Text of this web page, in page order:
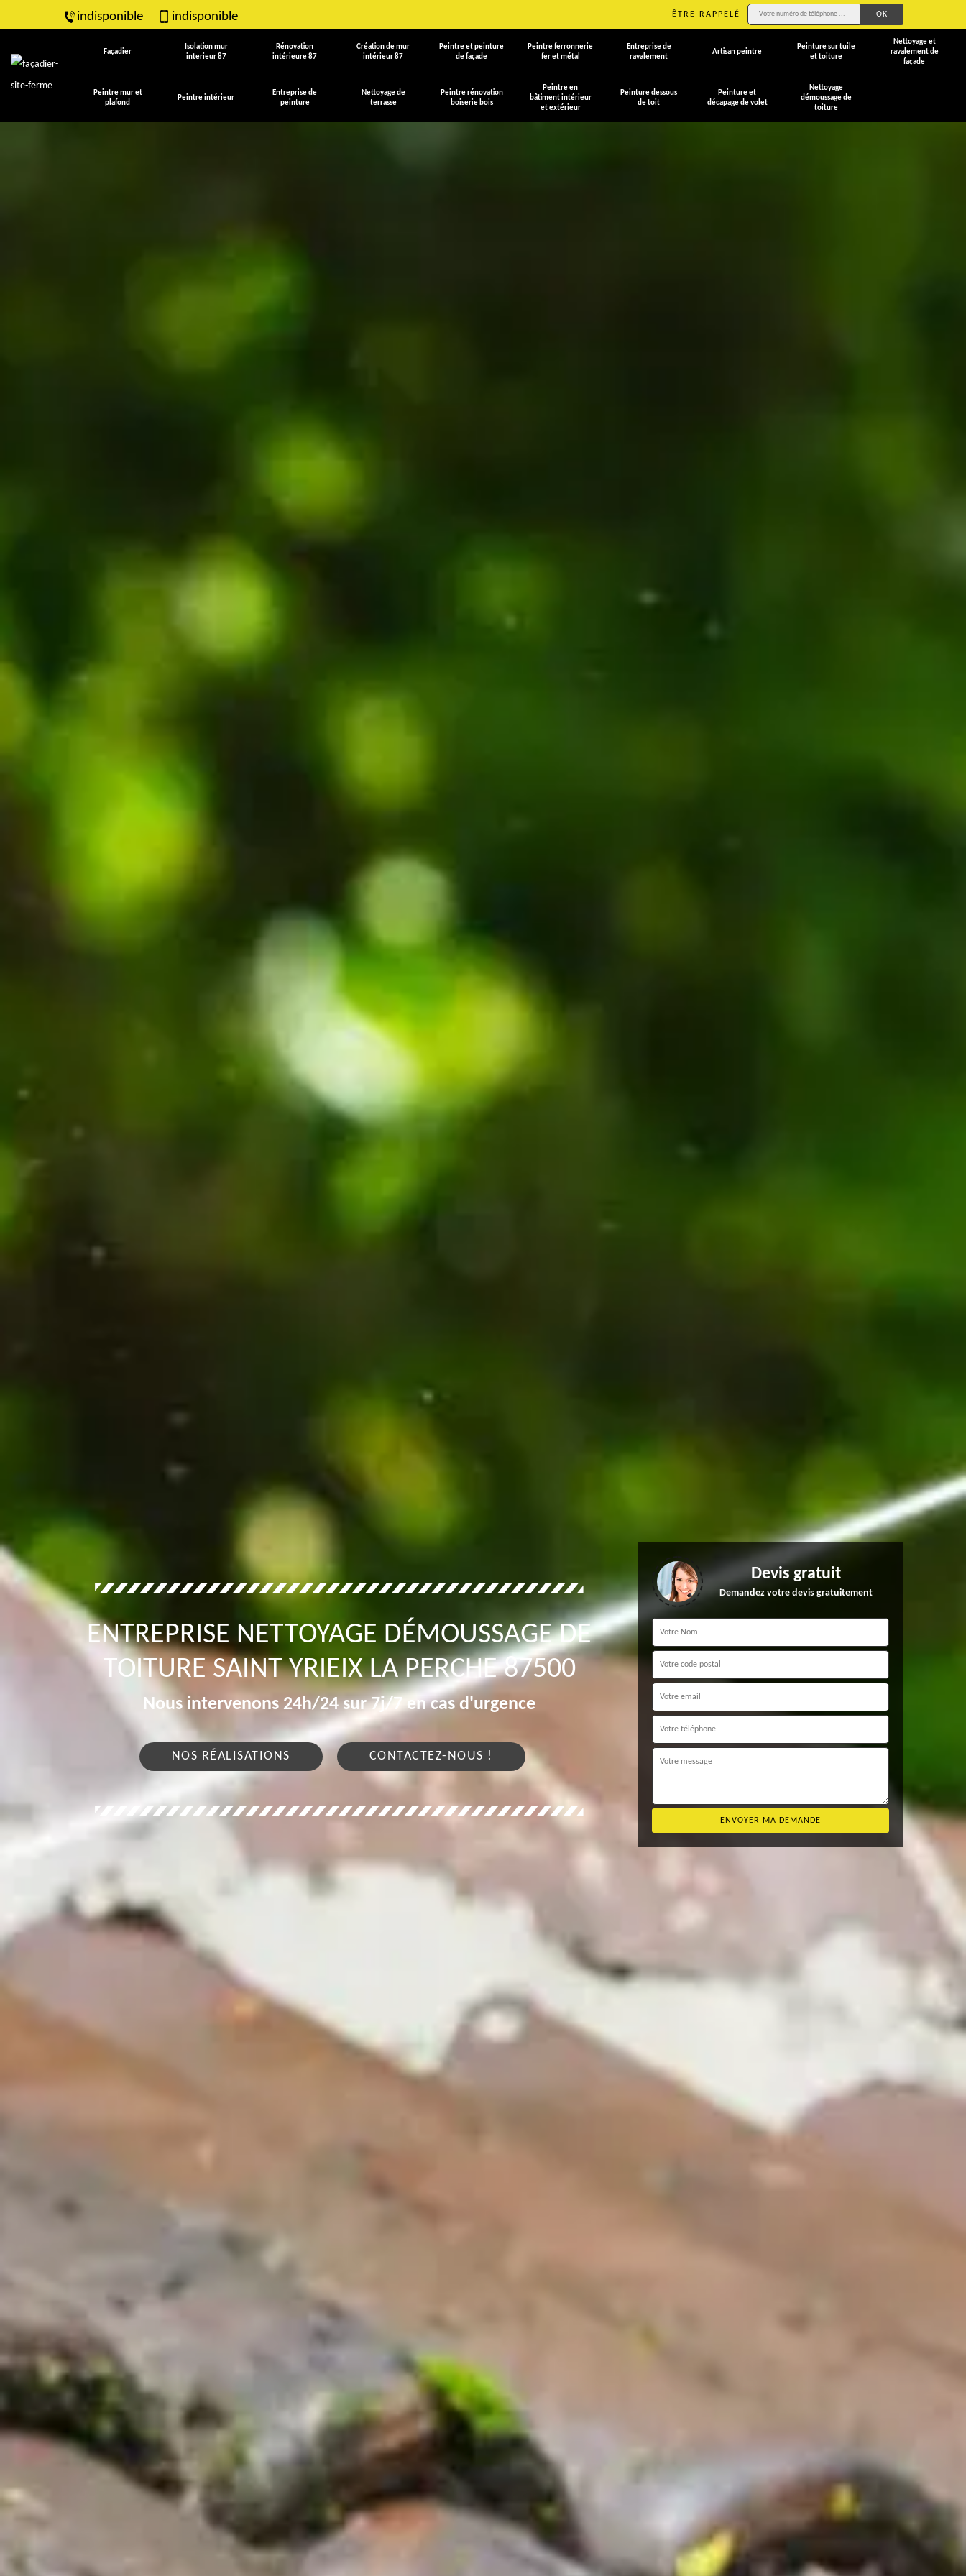
indisponible indisponible ÊTRE RAPPELÉ
Façadier
Isolation mur
interieur 87
Rénovation
intérieure 87
Création de mur
intérieur 87
Peintre et peinture
de façade
Peintre ferronnerie
fer et métal
Entreprise de
ravalement
Artisan peintre
Peinture sur tuile
et toiture
Nettoyage et
ravalement de
façade
Peintre mur et
plafond
Peintre intérieur
Entreprise de
peinture
Nettoyage de
terrasse
Peintre rénovation
boiserie bois
Peintre en
bâtiment intérieur
et extérieur
Peinture dessous
de toit
Peinture et
décapage de volet
Nettoyage
démoussage de
toiture
ENTREPRISE NETTOYAGE DÉMOUSSAGE DE
TOITURE SAINT YRIEIX LA PERCHE 87500
Nous intervenons 24h/24 sur 7j/7 en cas d'urgence
NOS RÉALISATIONS CONTACTEZ-NOUS !
Devis gratuit
Demandez votre devis gratuitement